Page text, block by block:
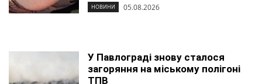
НОВИНИ 05.08.2026
У Павлограді знову сталося
загоряння на міському полігоні
ТПВ